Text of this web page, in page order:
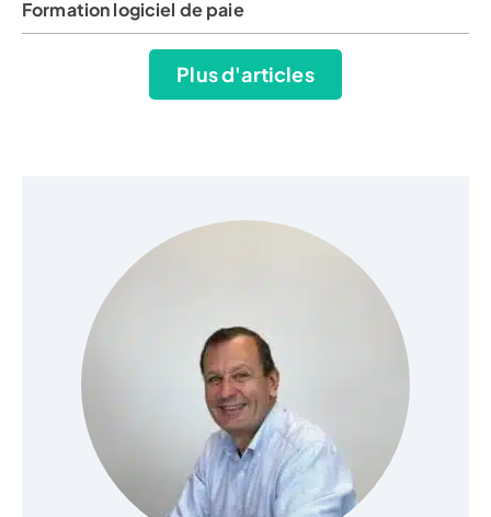
Formation logiciel de paie
Plus d'articles